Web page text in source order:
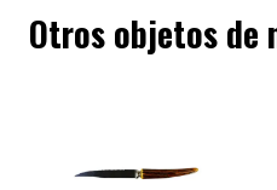
Otros objetos de